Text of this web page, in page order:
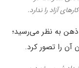
آزاد را ندارد.
به نظر می‌رسید؛